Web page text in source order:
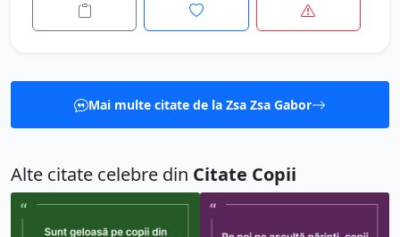
Mai multe citate de la Zsa Zsa Gabor
Alte citate celebre din Citate Copii